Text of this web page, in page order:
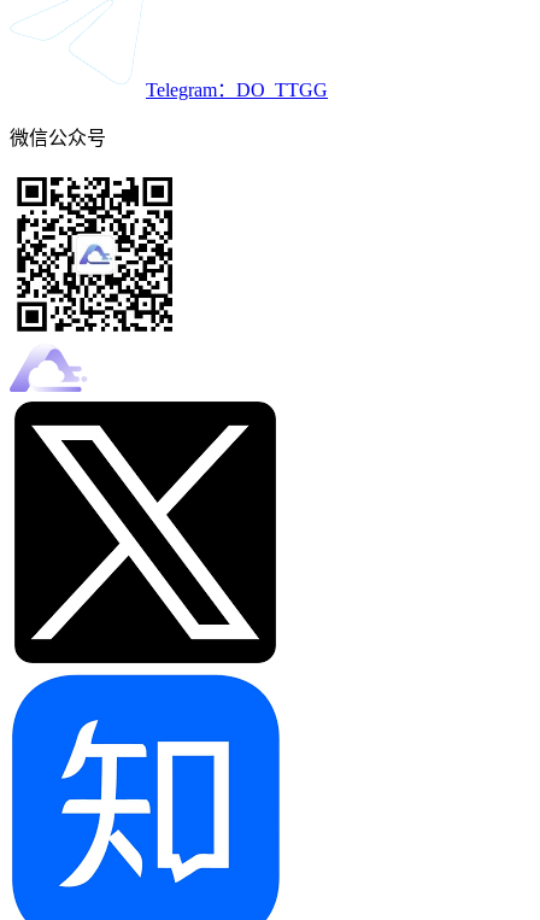
Telegram：DO_TTGG
微信公众号